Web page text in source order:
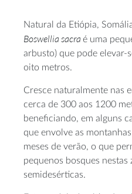
Natural da Etiópia,
Boswellia sacra é uma
arbusto) que pode elevar-
oito metros.
Cresce naturalmente nas
cerca de 300 aos 1200
beneficiando, em alguns
que envolve as
meses de verão, o que
pequenos bosques nestas
semidesérticas.